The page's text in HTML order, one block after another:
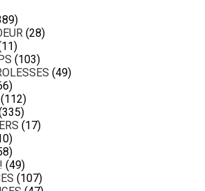
(28)
(103)
(49)
(112)
(17)
(49)
(107)